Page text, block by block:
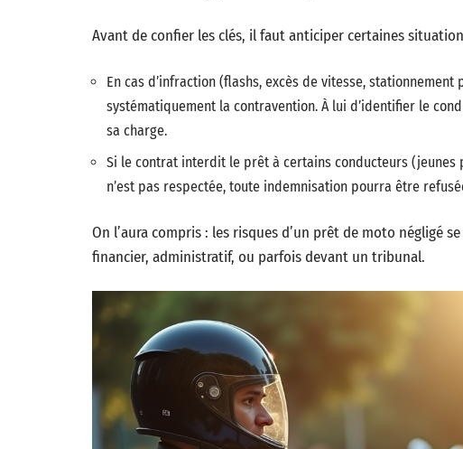
Avant de confier les clés, il faut anticiper certaines
En cas d’infraction (flashs, excès de vitesse,
systématiquement la contravention. À lui d’identifier le
sa charge.
Si le contrat interdit le prêt à certains conducteurs
n’est pas respectée, toute indemnisation pourra être
On l’aura compris : les risques d’un prêt de moto négligé
financier, administratif, ou parfois devant un tribunal.